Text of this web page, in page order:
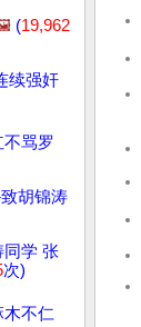
(19,962
续强奸
骂罗
胡锦涛
同学 张
次)
不仁